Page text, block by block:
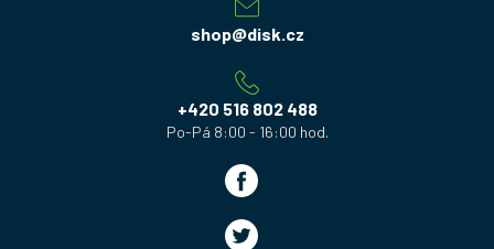
shop@disk.cz
+420 516 802 488